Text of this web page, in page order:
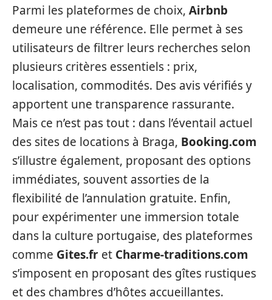
Parmi les plateformes de choix, Airbnb
demeure une référence. Elle permet à ses
utilisateurs de filtrer leurs recherches selon
plusieurs critères essentiels : prix,
localisation, commodités. Des avis vérifiés y
apportent une transparence rassurante.
Mais ce n’est pas tout : dans l’éventail actuel
des sites de locations à Braga, Booking.com
s’illustre également, proposant des options
immédiates, souvent assorties de la
flexibilité de l’annulation gratuite. Enfin,
pour expérimenter une immersion totale
dans la culture portugaise, des plateformes
comme Gites.fr et Charme-traditions.com
s’imposent en proposant des gîtes rustiques
et des chambres d’hôtes accueillantes.